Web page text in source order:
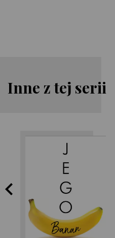
Inne z tej serii
Penelope Bloom